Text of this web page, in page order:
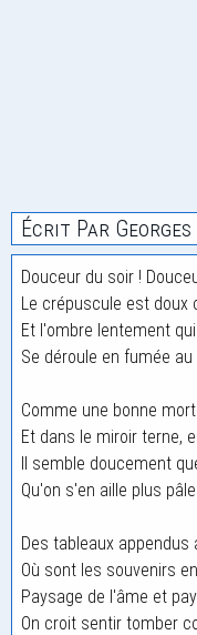
Écrit Par Georges
Douceur du soir !
Le crépuscule est doux
Et l'ombre lentement
Se déroule en fumée
Comme une bonne
Et dans le miroir terne,
Il semble doucement
Qu'on s'en aille plus
Des tableaux
Où sont les souvenirs
Paysage de l'âme et
On croit sentir tomber